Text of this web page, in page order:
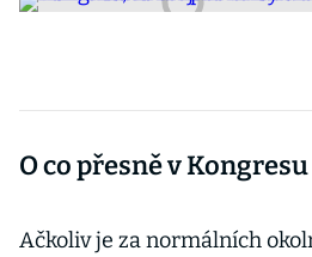
O co přesně v
Ačkoliv je za normálních